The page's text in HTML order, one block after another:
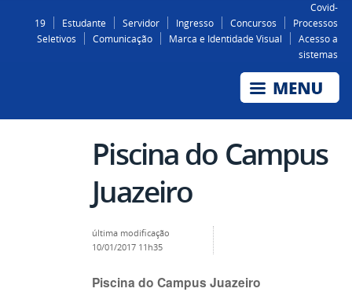
Covid-
19
Estudante Servidor Ingresso Concursos
Processos
Seletivos
Comunicação Marca e Identidade Visual
Acesso a
sistemas
Piscina do Campus
Juazeiro
última modificação
10/01/2017 11h35
Piscina do Campus Juazeiro